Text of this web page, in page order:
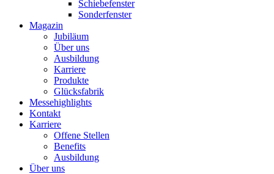
Schiebefenster
Sonderfenster
Magazin
Jubiläum
Über uns
Ausbildung
Karriere
Produkte
Glücksfabrik
Messehighlights
Kontakt
Karriere
Offene Stellen
Benefits
Ausbildung
Über uns